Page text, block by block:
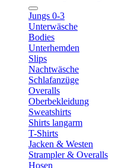
Jungs 0-3
Unterwäsche
Bodies
Unterhemden
Slips
Nachtwäsche
Schlafanzüge
Overalls
Oberbekleidung
Sweatshirts
Shirts langarm
T-Shirts
Jacken & Westen
Strampler & Overalls
Hosen